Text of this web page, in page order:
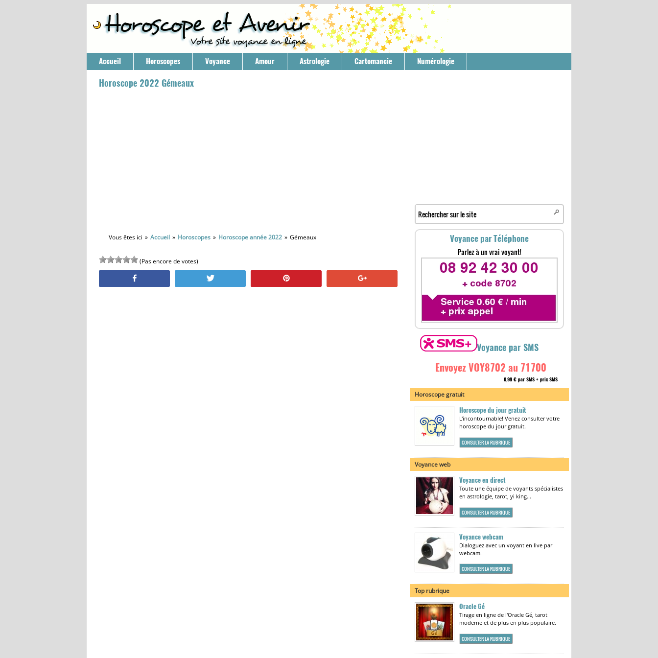
Accueil Horoscopes Voyance Amour Astrologie Cartomancie Numérologie
Horoscope 2022 Gémeaux
Vous êtes ici Accueil Horoscopes Horoscope année 2022 Gémeaux
(Pas encore de votes)
Voyance par Téléphone
Parlez à un vrai voyant!
Voyance par SMS
Envoyez VOY8702 au 71700
0,99 € par SMS + prix SMS
Horoscope gratuit
Horoscope du jour gratuit
L'incontournable! Venez consulter votre
horoscope du jour gratuit.
CONSULTER LA RUBRIQUE
Voyance web
Voyance en direct
Toute une équipe de voyants spécialistes
en astrologie, tarot, yi king...
CONSULTER LA RUBRIQUE
Voyance webcam
Dialoguez avec un voyant en live par
webcam.
CONSULTER LA RUBRIQUE
Top rubrique
Oracle Gé
Tirage en ligne de l'Oracle Gé, tarot
moderne et de plus en plus populaire.
CONSULTER LA RUBRIQUE